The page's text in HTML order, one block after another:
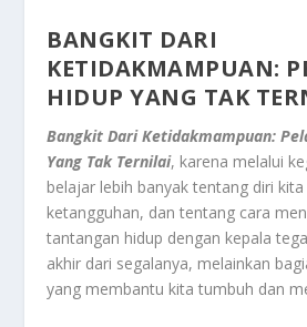
BANGKIT DARI
KETIDAKMAMPUAN:
HIDUP YANG TAK
Bangkit Dari Ketidakmampuan:
Yang Tak Ternilai, karena melalui
belajar lebih banyak tentang diri
ketangguhan, dan tentang cara
tantangan hidup dengan kepala
akhir dari segalanya, melainkan
yang membantu kita tumbuh dan